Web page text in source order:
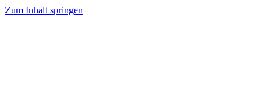
Zum Inhalt springen